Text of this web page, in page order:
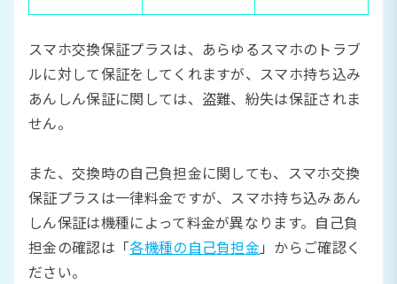
スマホ交換保証プラスは、あらゆるスマホのトラブ
ルに対して保証をしてくれますが、スマホ持ち込み
あんしん保証に関しては、盗難、紛失は保証されま
せん。
また、交換時の自己負担金に関しても、スマホ交換
保証プラスは一律料金ですが、スマホ持ち込みあん
しん保証は機種によって料金が異なります。自己負
担金の確認は「各機種の自己負担金 」からご確認く
ださい。